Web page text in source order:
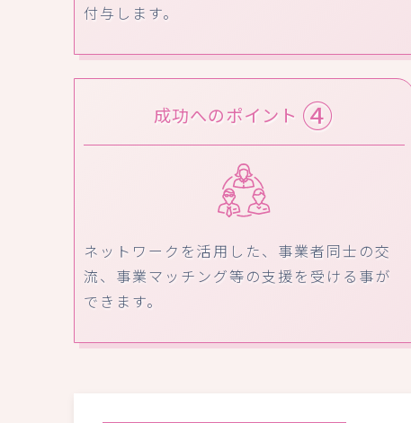
付与します。
成功へのポイント ④
ネットワークを活用した、事業者同士の交
流、事業マッチング等の支援を受ける事が
できます。